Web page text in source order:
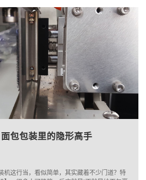
维护保养
失误，工厂损失往往更大
包包装里的隐形高手
机这行当，看似简单，其实藏着不少门道？特
维护保养
失误，工厂损失往往更大